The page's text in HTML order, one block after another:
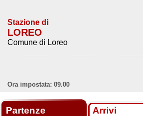
Stazione di
LOREO
Comune di Loreo
Ora impostata: 09.00
Partenze Arrivi